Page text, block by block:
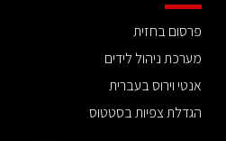
פרסום בחזית
מערכת ניהול לידים
אנטי וירוס בעברית
הגדלת צפיות בסטטוס